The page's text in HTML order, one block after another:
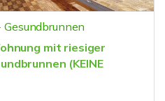
mit riesiger
(KEINE